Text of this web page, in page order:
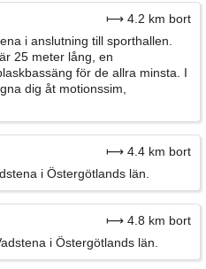
⟼ 4.2 km bort
i anslutning till sporthallen.
25 meter lång, en
för de allra minsta. I
dig åt motionssim,
⟼ 4.4 km bort
i Östergötlands län.
⟼ 4.8 km bort
i Östergötlands län.